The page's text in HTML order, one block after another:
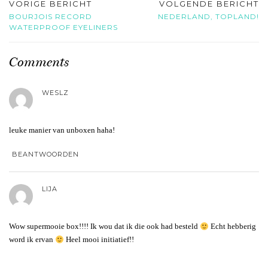
VORIGE BERICHT
BOURJOIS RECORD
WATERPROOF EYELINERS
VOLGENDE BERICHT
NEDERLAND, TOPLAND!
Comments
WESLZ
leuke manier van unboxen haha!
BEANTWOORDEN
LIJA
Wow supermooie box!!!! Ik wou dat ik die ook had besteld
Echt hebberig
word ik ervan
Heel mooi initiatief!!